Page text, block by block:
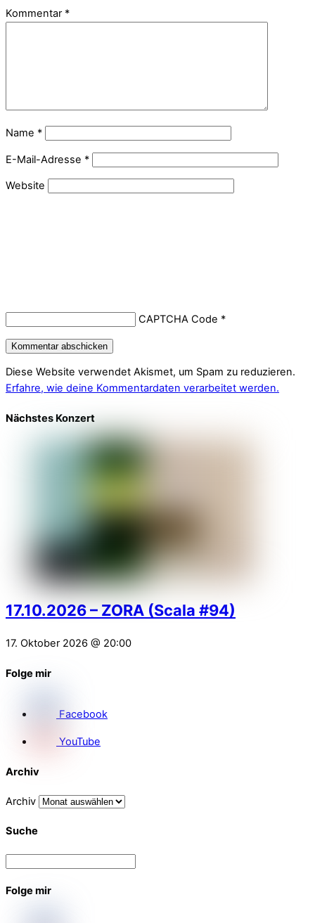
Kommentar *
Name *
E-Mail-Adresse *
Website
CAPTCHA Code *
Diese Website verwendet Akismet, um Spam zu reduzieren.
Erfahre, wie deine Kommentardaten verarbeitet werden.
Nächstes Konzert
17.10.2026 – ZORA (Scala #94)
17. Oktober 2026 @ 20:00
Folge mir
Facebook
YouTube
Archiv
Archiv
Suche
Folge mir